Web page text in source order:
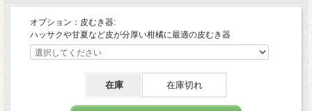
2021年春からハウスで栽培し、昨年初お目見えした「せとか」は今年また新たな
畑が初収穫となります。
まだ味のバラツキもあるかと思いますが、温かい目で見守ってやってください。
2025年比でサイズは大きめとなります。
ハッサク、甘夏、きよみは例年通りです。
不知火は周辺の農家さんでは暖冬のせいか、芯から腐ってきてしまう病気が出てい
幸い、当園ではまだでておりませんが、今後また暖かい日が続けば、病気が出てく
る可能性はあります。
オプション：皮むき器:
ハッサクや甘夏など皮が分厚い柑橘に最適の皮むき器
在庫 在庫切れ